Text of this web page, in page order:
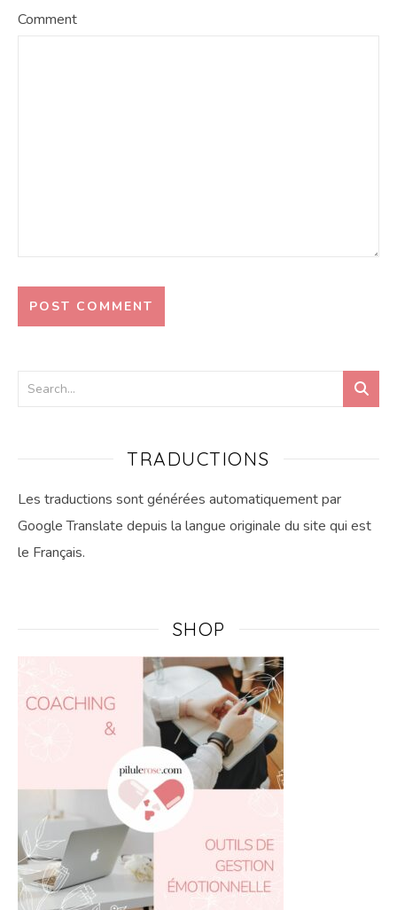
Comment
TRADUCTIONS
Les traductions sont générées automatiquement par
Google Translate depuis la langue originale du site qui est
le Français.
SHOP